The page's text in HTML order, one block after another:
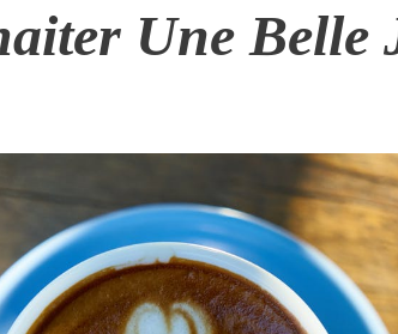
Une Belle